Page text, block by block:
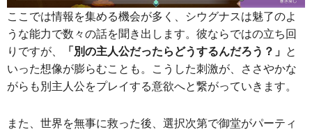
ここでは情報を集める機会が多く、シウグナスは魅了のよ
うな能力で数々の話を聞き出します。彼ならではの立ち回
りですが、
「別の主人公だったらどうするんだろう？」 と
いった想像が膨らむことも。こうした刺激が、ささやかな
がらも別主人公をプレイする意欲へと繋がっていきます。
また、世界を無事に救った後、選択次第で御堂がパーティ